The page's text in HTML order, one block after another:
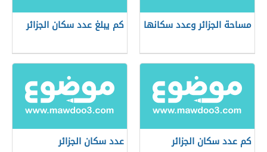
مساحة الجزائر وعدد سكانها كم يبلغ عدد سكان الجزائر
كم عدد سكان الجزائر عدد سكان الجزائر